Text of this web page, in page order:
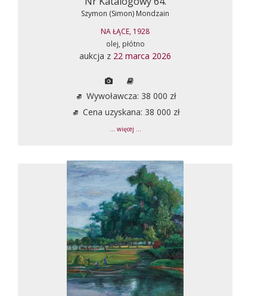
Szymon (Simon) Mondzain
NA ŁĄCE, 1928
olej, płótno
aukcja z 22 marca 2026
Wywoławcza: 38 000 zł
Cena uzyskana: 38 000 zł
... więcej ...